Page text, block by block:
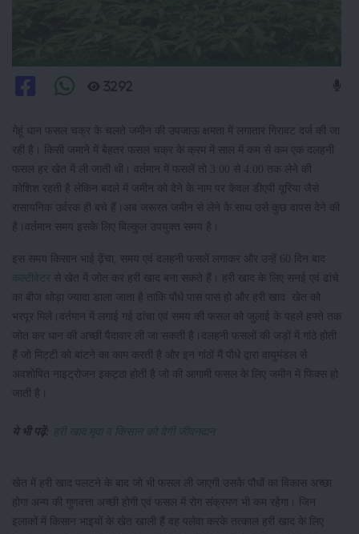
3292
गेहूं धान फसल चक्र के चलते जमीन की उपजाऊ क्षमता में लगातार गिरावट दर्ज की जा
रही है। किसी जमाने में बेहतर फसल चक्र के क्रम में साल में कम से कम एक दलहनी
फसल हर खेत में ली जाती थी। वर्तमान में फसलें तो 3:00 से 4:00 तक लेने की
कोशिश रहती है लेकिन बदले में जमीन को देने के नाम पर केवल डीएपी यूरिया जैसे
रासायनिक उर्वरक ही बचे हैं।अब जरूरत जमीन से लेने के साथ उसे कुछ वापस देने की
है।वर्तमान समय इसके लिए बिल्कुल उपयुक्त समय है।
इस समय किसान भाई ढ़ेंचा, समय एवं दलहनी फसलें लगाकर और उन्हें 60 दिन बाद
कल्टीवेटर से खेत में जोत कर हरी खाद बना सकते हैं। हरी खाद के लिए सनई एवं ढांचे
का बीज थोड़ा ज्यादा डाला जाता है ताकि पौधे पास पास हो और हरी खाद खेत को
भरपूर मिले।वर्तमान में लगाई गई ढांचा एवं समय की फसल को जुलाई के पहले हफ्ते तक
जोत कर धान की अच्छी पैदावार ली जा सकती है।दलहनी फसलों की जड़ों में गांठे होती
हैं जो मिट्टी को बांटने का काम करती है और इन गांठों मैं पौधे द्वारा वायुमंडल से
अवशोषित नाइट्रोजन इकट्ठा होती है जो की आगामी फसल के लिए जमीन में फिक्स हो
जाती है।
ये भी पढ़ें: हरी खाद मृदा व किसान को देगी जीवनदान
खेत में हरी खाद पलटने के बाद जो भी फसल ली जाएगी उसके पौधों का विकास अच्छा
होगा अन्य की गुणवत्ता अच्छी होगी एवं फसल में रोग संक्रमण भी कम रहेगा। जिन
इलाकों में किसान भाइयों के खेत खाली हैं वह पलेवा करके तत्काल हरी खाद के लिए